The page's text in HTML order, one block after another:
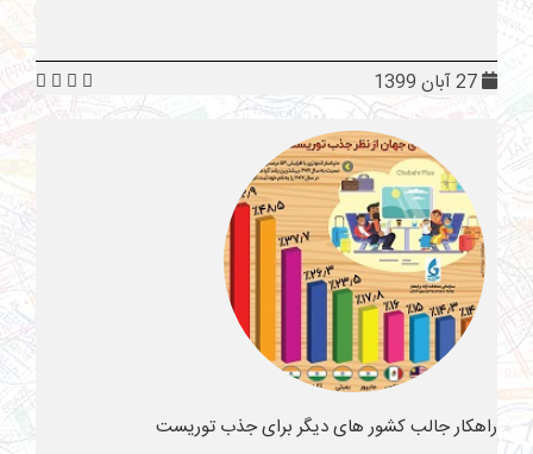
راهکار جالب کشور های دیگر برای جذب توریست